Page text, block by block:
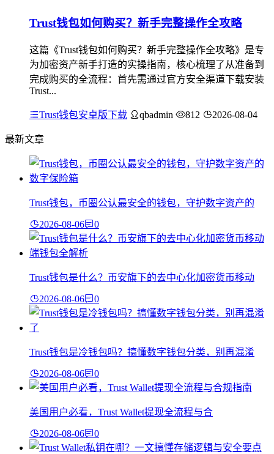
Trust钱包如何购买？新手完整操作全攻略
这篇《Trust钱包如何购买？新手完整操作全攻略》是专
为加密资产新手打造的实操指南，核心梳理了从准备到
完成购买的全流程：首先需通过官方安全渠道下载安装
Trust...
Trust钱包安卓版下载 qbadmin 812 2026-08-04
最新文章
Trust钱包，币圈公认最安全的钱包，守护数字资产的
2026-08-06 0
Trust钱包是什么？币安旗下的去中心化加密货币移动
2026-08-06 0
Trust钱包是冷钱包吗？搞懂数字钱包分类，别再混淆
2026-08-06 0
美国用户必看，Trust Wallet提现全流程与合
2026-08-06 0